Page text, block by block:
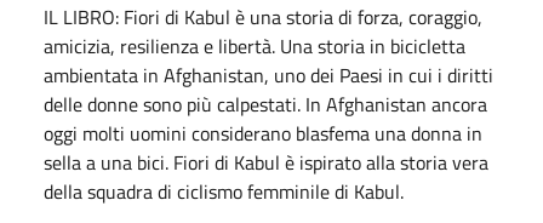
IL LIBRO: Fiori di Kabul è una storia di forza, coraggio,
amicizia, resilienza e libertà. Una storia in bicicletta
ambientata in Afghanistan, uno dei Paesi in cui i diritti
delle donne sono più calpestati. In Afghanistan ancora
oggi molti uomini considerano blasfema una donna in
sella a una bici. Fiori di Kabul è ispirato alla storia vera
della squadra di ciclismo femminile di Kabul.